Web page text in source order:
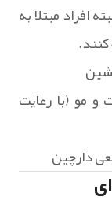
افراد مبتلا به
کنند.
مو (با رعایت
دارچین